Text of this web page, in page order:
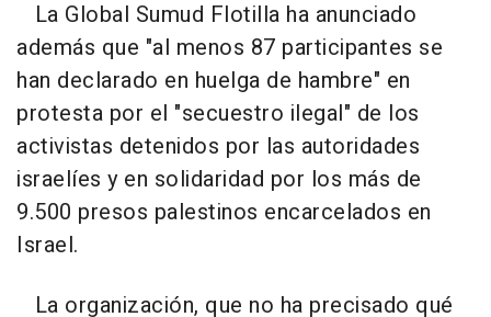
La Global Sumud Flotilla ha anunciado
además que "al menos 87 participantes se
han declarado en huelga de hambre" en
protesta por el "secuestro ilegal" de los
activistas detenidos por las autoridades
israelíes y en solidaridad por los más de
9.500 presos palestinos encarcelados en
Israel.
La organización, que no ha precisado qué